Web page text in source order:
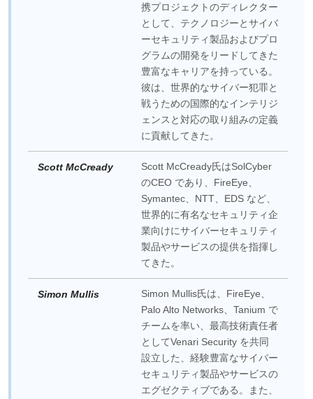
携プロジェクトのディレクター
として、テクノロジーとサイバ
ーセキュリティ製品およびプロ
グラムの開発をリードしてきた
豊富なキャリアを持っている。
彼は、世界的なサイバー犯罪と
戦うための国際的なインテリジ
ェンスと対応の取り組みの定義
に貢献してきた。
Scott McCready
Scott McCready氏はSolCyber
のCEO であり、FireEye、
Symantec、NTT、EDS など、
世界的に有名なセキュリティ企
業向けにサイバーセキュリティ
製品やサービスの提供を指揮し
てきた。
Simon Mullis
Simon Mullis氏は、FireEye、
Palo Alto Networks、Tanium で
チームを率い、最高技術責任者
としてVenari Security を共同
設立した、経験豊富なサイバー
セキュリティ製品やサービスの
エグゼクティブである。また、